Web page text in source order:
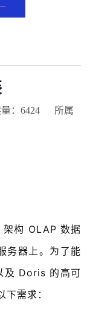
：6424
所属
OLAP 数据
务器上。为了能
及 Doris 的高可
需求：